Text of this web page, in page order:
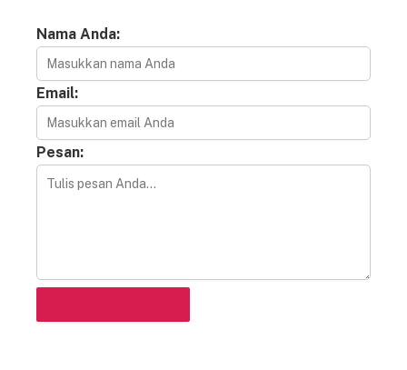
Nama Anda:
Email:
Pesan: